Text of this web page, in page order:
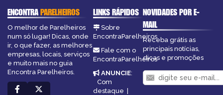
ENCONTRAPARELHEIROS
O melhor de Parelheiros
num só lugar! Dicas, onde
ir, o que fazer, as melhores
empresas, locais, serviços
e muito mais no guia
Encontra Parelheiros.
LINKS RÁPIDOS
Sobre
EncontraParelheiros
Fale com o
EncontraParelheiros
ANUNCIE:
Com
destaque |
NOVIDADES POR E-
MAIL
Receba grátis as
principais notícias,
dicas e promoções